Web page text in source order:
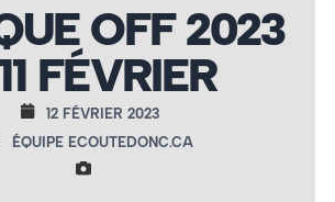
OFF 2023
FÉVRIER
12 FÉVRIER 2023
ÉQUIPE ECOUTEDONC.CA